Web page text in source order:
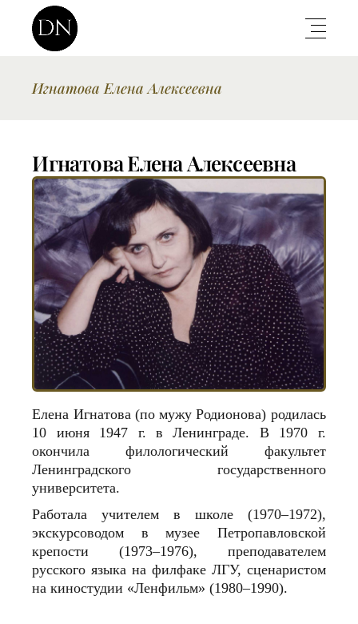
Игнатова Елена Алексеевна
Игнатова Елена Алексеевна
Елена Игнатова (по мужу Родионова) родилась
10 июня 1947 г. в Ленинграде. В 1970 г.
окончила филологический факультет
Ленинградского государственного
университета.
Работала учителем в школе (1970–1972),
экскурсоводом в музее Петропавловской
крепости (1973–1976), преподавателем
русского языка на филфаке ЛГУ, сценаристом
на киностудии «Ленфильм» (1980–1990).